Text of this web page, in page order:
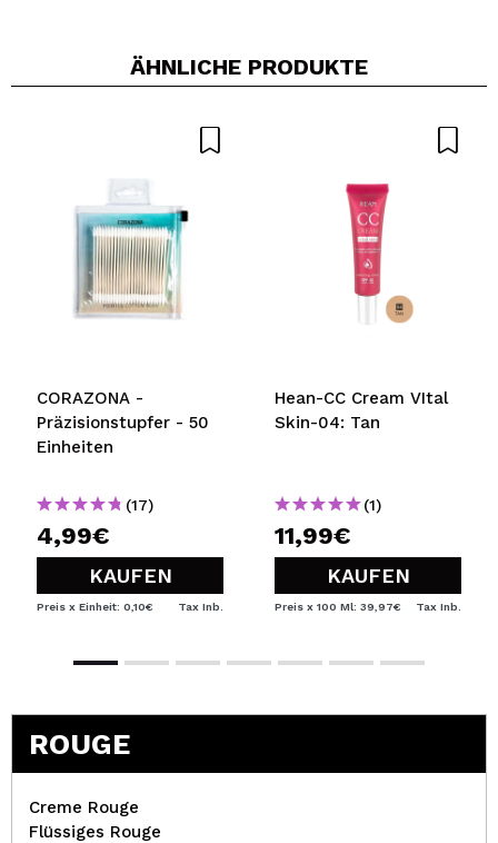
ÄHNLICHE PRODUKTE
CORAZONA -
Präzisionstupfer - 50
Einheiten
(17)
4,99€
KAUFEN
Preis x Einheit: 0,10€ Tax Inb.
Hean-CC Cream VItal
Skin-04: Tan
(1)
11,99€
KAUFEN
Preis x 100 Ml: 39,97€ Tax Inb.
ROUGE
Creme Rouge
Flüssiges Rouge